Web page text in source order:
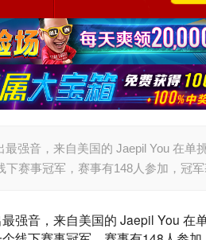
强音，来自美国的 Jaepil You 在单
赛事冠军，赛事有148人参加，冠
强音，来自美国的 Jaepil You 在